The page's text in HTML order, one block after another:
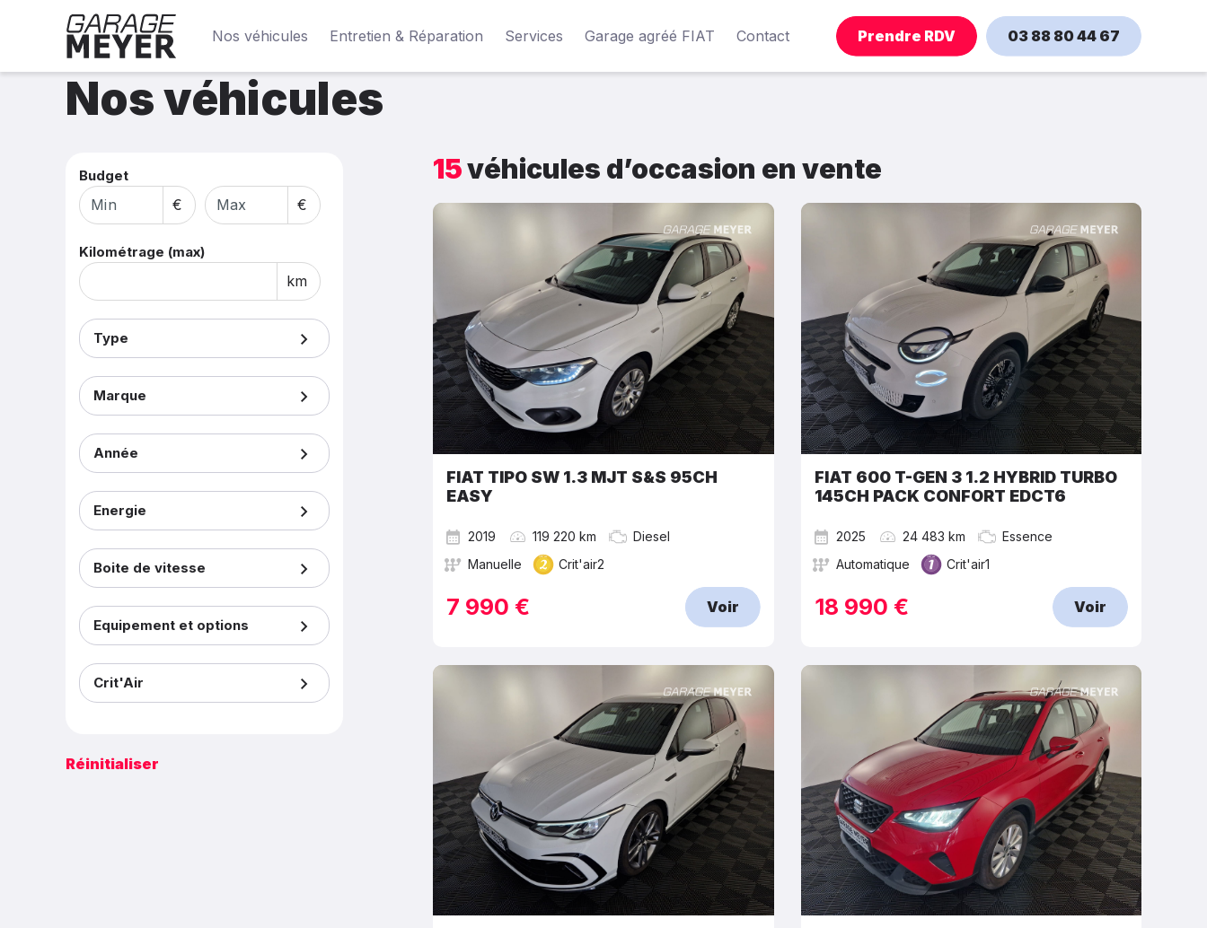
Nos véhicules Entretien & Réparation Services Garage agréé FIAT Contact Prendre RDV 03 88 80 44 67
Nos véhicules
Budget
Kilométrage (max)
Type
Marque
Année
Energie
Boite de vitesse
Equipement et options
Crit'Air
Réinitialiser
15véhicules d’occasion en vente
FIAT TIPO SW 1.3 MJT S&S 95CH
EASY
2019 119 220 km
Diesel
Manuelle
Crit'air2
7 990 € Voir
FIAT 600 T-GEN 3 1.2 HYBRID TURBO
145CH PACK CONFORT EDCT6
2025 24 483 km
Essence
Automatique
Crit'air1
18 990 € Voir